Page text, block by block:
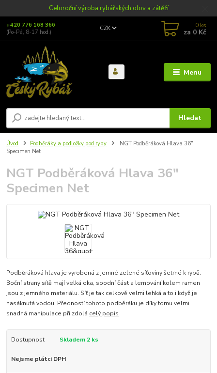
Celoroční výroba rybářských olov a zátěží
Menu
CZK
Hledat
+420 776 168 366
(Po-Pá, 8-17 hod.)
0 ks
za 0 Kč
Úvod Podběráky a podložky pod ryby
NGT Podběráková Hlava 36"
Specimen Net
NGT Podběráková Hlava 36"
Specimen Net
Podběráková hlava je vyrobená z jemné zelené síťoviny šetrné k rybě.
Boční strany sítě mají velká oka, spodní část a lemování kolem ramen
jsou z jemného materiálu. Síť je tak celkově velmi lehká a to i když je
nasáknutá vodou. Předností tohoto podběráku je díky tomu velmi
snadná manipulace při zdolá celý popis
Dostupnost Skladem 2 ks
Nejsme plátci DPH